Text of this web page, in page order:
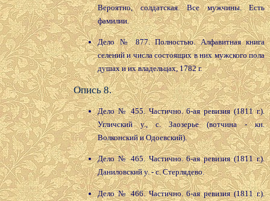
Вероятно, солдатская. Все мужчины. Есть
фамилии.
Дело № 877. Полностью. Алфавитная книга
селений и числа состоящих в них мужского пола
душах и их владельцах, 1782 г.
Опись 8.
Дело № 455. Частично. 6-ая ревизия (1811 г.).
Угличский у., с. Заозерье (вотчина - кн.
Волконский и Одоевский).
Дело № 465. Частично. 6-ая ревизия (1811 г.).
Даниловский у. - с. Стерлядево.
Дело № 466. Частично. 6-ая ревизия (1811 г.).